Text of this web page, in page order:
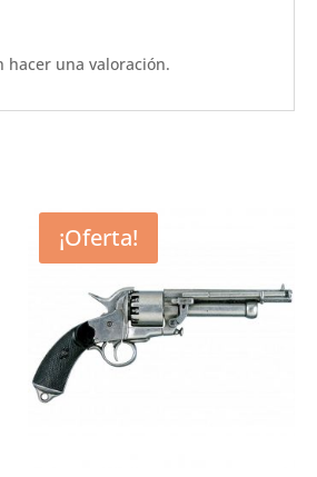
hacer una valoración.
¡Oferta!